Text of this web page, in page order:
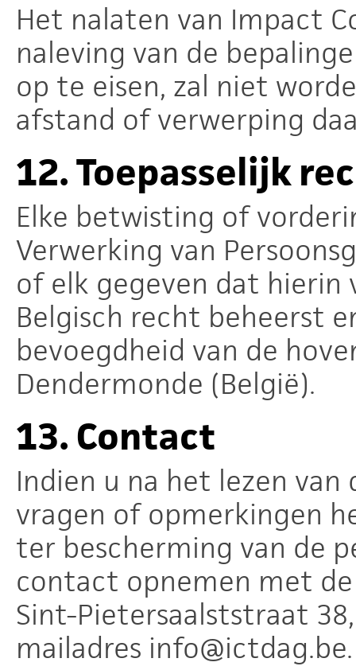
Het nalaten van Impact
naleving van de
op te eisen, zal niet
afstand of verwerping
12.Toepasselijk
Elke betwisting of
Verwerking van
of elk gegeven dat
Belgisch recht beheerst
bevoegdheid van de
Dendermonde (België).
13.Contact
Indien u na het lezen
vragen of opmerkingen
ter bescherming van de
contact opnemen met
Sint-Pietersaalststraat
mailadres info@ictdag.be.